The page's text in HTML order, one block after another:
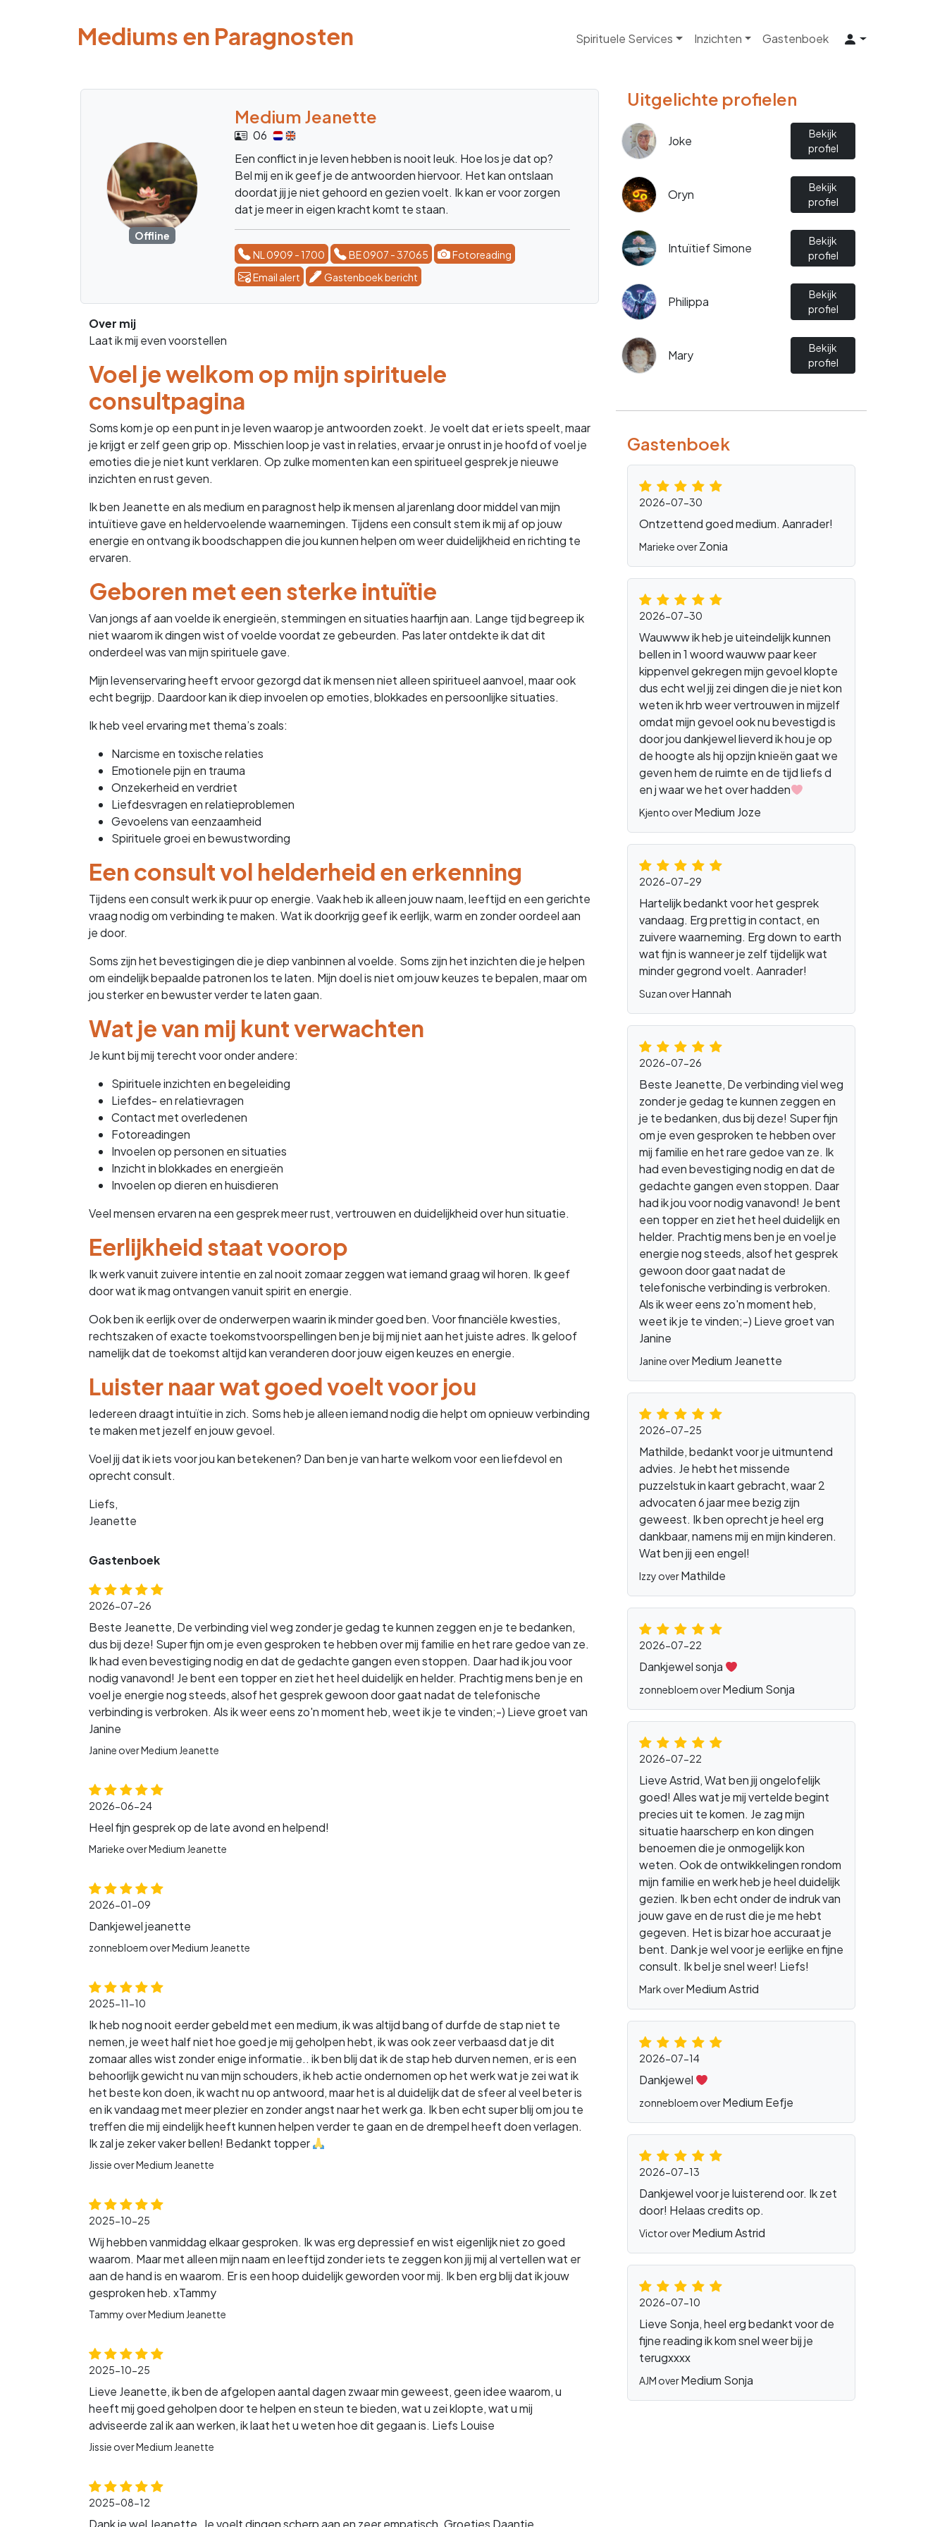
Mediums en Paragnosten Spirituele Services Inzichten Gastenboek
Offline
Medium Jeanette
06
Een conflict in je leven hebben is nooit leuk. Hoe los je dat op?
Bel mij en ik geef je de antwoorden hiervoor. Het kan ontslaan
doordat jij je niet gehoord en gezien voelt. Ik kan er voor zorgen
dat je meer in eigen kracht komt te staan.
NL 0909 - 1700 BE 0907 - 37065
Fotoreading
Email alert
Gastenboek bericht
Over mij
Laat ik mij even voorstellen
Voel je welkom op mijn spirituele
consultpagina
Soms kom je op een punt in je leven waarop je antwoorden zoekt. Je voelt dat er iets speelt, maar
je krijgt er zelf geen grip op. Misschien loop je vast in relaties, ervaar je onrust in je hoofd of voel je
emoties die je niet kunt verklaren. Op zulke momenten kan een spiritueel gesprek je nieuwe
inzichten en rust geven.
Ik ben Jeanette en als medium en paragnost help ik mensen al jarenlang door middel van mijn
intuïtieve gave en heldervoelende waarnemingen. Tijdens een consult stem ik mij af op jouw
energie en ontvang ik boodschappen die jou kunnen helpen om weer duidelijkheid en richting te
ervaren.
Geboren met een sterke intuïtie
Van jongs af aan voelde ik energieën, stemmingen en situaties haarfijn aan. Lange tijd begreep ik
niet waarom ik dingen wist of voelde voordat ze gebeurden. Pas later ontdekte ik dat dit
onderdeel was van mijn spirituele gave.
Mijn levenservaring heeft ervoor gezorgd dat ik mensen niet alleen spiritueel aanvoel, maar ook
echt begrijp. Daardoor kan ik diep invoelen op emoties, blokkades en persoonlijke situaties.
Ik heb veel ervaring met thema’s zoals:
Narcisme en toxische relaties
Emotionele pijn en trauma
Onzekerheid en verdriet
Liefdesvragen en relatieproblemen
Gevoelens van eenzaamheid
Spirituele groei en bewustwording
Een consult vol helderheid en erkenning
Tijdens een consult werk ik puur op energie. Vaak heb ik alleen jouw naam, leeftijd en een gerichte
vraag nodig om verbinding te maken. Wat ik doorkrijg geef ik eerlijk, warm en zonder oordeel aan
je door.
Soms zijn het bevestigingen die je diep vanbinnen al voelde. Soms zijn het inzichten die je helpen
om eindelijk bepaalde patronen los te laten. Mijn doel is niet om jouw keuzes te bepalen, maar om
jou sterker en bewuster verder te laten gaan.
Wat je van mij kunt verwachten
Je kunt bij mij terecht voor onder andere:
Spirituele inzichten en begeleiding
Liefdes- en relatievragen
Contact met overledenen
Fotoreadingen
Invoelen op personen en situaties
Inzicht in blokkades en energieën
Invoelen op dieren en huisdieren
Veel mensen ervaren na een gesprek meer rust, vertrouwen en duidelijkheid over hun situatie.
Eerlijkheid staat voorop
Ik werk vanuit zuivere intentie en zal nooit zomaar zeggen wat iemand graag wil horen. Ik geef
door wat ik mag ontvangen vanuit spirit en energie.
Ook ben ik eerlijk over de onderwerpen waarin ik minder goed ben. Voor financiële kwesties,
rechtszaken of exacte toekomstvoorspellingen ben je bij mij niet aan het juiste adres. Ik geloof
namelijk dat de toekomst altijd kan veranderen door jouw eigen keuzes en energie.
Luister naar wat goed voelt voor jou
Iedereen draagt intuïtie in zich. Soms heb je alleen iemand nodig die helpt om opnieuw verbinding
te maken met jezelf en jouw gevoel.
Voel jij dat ik iets voor jou kan betekenen? Dan ben je van harte welkom voor een liefdevol en
oprecht consult.
Liefs,
Jeanette
Gastenboek
2026-07-26
Beste Jeanette, De verbinding viel weg zonder je gedag te kunnen zeggen en je te bedanken,
dus bij deze! Super fijn om je even gesproken te hebben over mij familie en het rare gedoe van ze.
Ik had even bevestiging nodig en dat de gedachte gangen even stoppen. Daar had ik jou voor
nodig vanavond! Je bent een topper en ziet het heel duidelijk en helder. Prachtig mens ben je en
voel je energie nog steeds, alsof het gesprek gewoon door gaat nadat de telefonische
verbinding is verbroken. Als ik weer eens zo'n moment heb, weet ik je te vinden;-) Lieve groet van
Janine
Janine over Medium Jeanette
2026-06-24
Heel fijn gesprek op de late avond en helpend!
Marieke over Medium Jeanette
2026-01-09
Dankjewel jeanette
zonnebloem over Medium Jeanette
2025-11-10
Ik heb nog nooit eerder gebeld met een medium, ik was altijd bang of durfde de stap niet te
nemen, je weet half niet hoe goed je mij geholpen hebt, ik was ook zeer verbaasd dat je dit
zomaar alles wist zonder enige informatie.. ik ben blij dat ik de stap heb durven nemen, er is een
behoorlijk gewicht nu van mijn schouders, ik heb actie ondernomen op het werk wat je zei wat ik
het beste kon doen, ik wacht nu op antwoord, maar het is al duidelijk dat de sfeer al veel beter is
en ik vandaag met meer plezier en zonder angst naar het werk ga. Ik ben echt super blij om jou te
treffen die mij eindelijk heeft kunnen helpen verder te gaan en de drempel heeft doen verlagen.
Ik zal je zeker vaker bellen! Bedankt topper
Jissie over Medium Jeanette
2025-10-25
Wij hebben vanmiddag elkaar gesproken. Ik was erg depressief en wist eigenlijk niet zo goed
waarom. Maar met alleen mijn naam en leeftijd zonder iets te zeggen kon jij mij al vertellen wat er
aan de hand is en waarom. Er is een hoop duidelijk geworden voor mij. Ik ben erg blij dat ik jouw
gesproken heb. xTammy
Tammy over Medium Jeanette
2025-10-25
Lieve Jeanette, ik ben de afgelopen aantal dagen zwaar min geweest, geen idee waarom, u
heeft mij goed geholpen door te helpen en steun te bieden, wat u zei klopte, wat u mij
adviseerde zal ik aan werken, ik laat het u weten hoe dit gegaan is. Liefs Louise
Jissie over Medium Jeanette
2025-08-12
Dank je wel Jeanette. Je voelt dingen scherp aan en zeer empatisch. Groetjes Daantje
Uitgelichte profielen
Joke
Bekijk
profiel
Oryn
Bekijk
profiel
Intuïtief Simone
Bekijk
profiel
Philippa
Bekijk
profiel
Mary
Bekijk
profiel
Gastenboek
2026-07-30
Ontzettend goed medium. Aanrader!
Marieke overZonia
2026-07-30
Wauwww ik heb je uiteindelijk kunnen
bellen in 1 woord wauww paar keer
kippenvel gekregen mijn gevoel klopte
dus echt wel jij zei dingen die je niet kon
weten ik hrb weer vertrouwen in mijzelf
omdat mijn gevoel ook nu bevestigd is
door jou dankjewel lieverd ik hou je op
de hoogte als hij opzijn knieën gaat we
geven hem de ruimte en de tijd liefs d
en j waar we het over hadden
Kjento overMedium Joze
2026-07-29
Hartelijk bedankt voor het gesprek
vandaag. Erg prettig in contact, en
zuivere waarneming. Erg down to earth
wat fijn is wanneer je zelf tijdelijk wat
minder gegrond voelt. Aanrader!
Suzan overHannah
2026-07-26
Beste Jeanette, De verbinding viel weg
zonder je gedag te kunnen zeggen en
je te bedanken, dus bij deze! Super fijn
om je even gesproken te hebben over
mij familie en het rare gedoe van ze. Ik
had even bevestiging nodig en dat de
gedachte gangen even stoppen. Daar
had ik jou voor nodig vanavond! Je bent
een topper en ziet het heel duidelijk en
helder. Prachtig mens ben je en voel je
energie nog steeds, alsof het gesprek
gewoon door gaat nadat de
telefonische verbinding is verbroken.
Als ik weer eens zo'n moment heb,
weet ik je te vinden;-) Lieve groet van
Janine
Janine overMedium Jeanette
2026-07-25
Mathilde, bedankt voor je uitmuntend
advies. Je hebt het missende
puzzelstuk in kaart gebracht, waar 2
advocaten 6 jaar mee bezig zijn
geweest. Ik ben oprecht je heel erg
dankbaar, namens mij en mijn kinderen.
Wat ben jij een engel!
Izzy overMathilde
2026-07-22
Dankjewel sonja
zonnebloem overMedium Sonja
2026-07-22
Lieve Astrid, Wat ben jij ongelofelijk
goed! Alles wat je mij vertelde begint
precies uit te komen. Je zag mijn
situatie haarscherp en kon dingen
benoemen die je onmogelijk kon
weten. Ook de ontwikkelingen rondom
mijn familie en werk heb je heel duidelijk
gezien. Ik ben echt onder de indruk van
jouw gave en de rust die je me hebt
gegeven. Het is bizar hoe accuraat je
bent. Dank je wel voor je eerlijke en fijne
consult. Ik bel je snel weer! Liefs!
Mark overMedium Astrid
2026-07-14
Dankjewel
zonnebloem overMedium Eefje
2026-07-13
Dankjewel voor je luisterend oor. Ik zet
door! Helaas credits op.
Victor overMedium Astrid
2026-07-10
Lieve Sonja, heel erg bedankt voor de
fijne reading ik kom snel weer bij je
terugxxxx
AJM overMedium Sonja